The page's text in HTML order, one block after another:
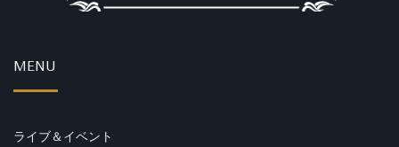
MENU
ライブ＆イベント